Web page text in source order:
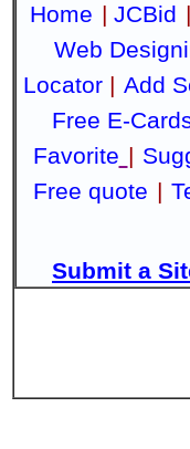
Home | JCBid |
Web
Locator | Add
Free E-
Favorite |
Free quote |
Submit a